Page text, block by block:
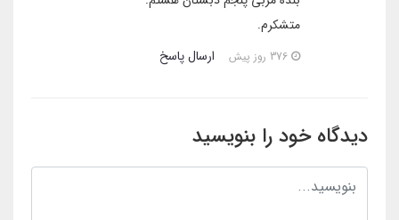
متشکرم.
ارسال پاسخ
دیدگاه خود را بنویسید